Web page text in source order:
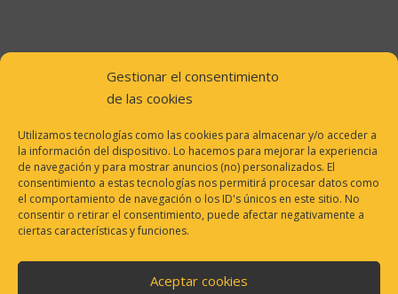
Gestionar el consentimiento
de las cookies
Utilizamos tecnologías como las cookies para almacenar y/o acceder a
la información del dispositivo. Lo hacemos para mejorar la experiencia
de navegación y para mostrar anuncios (no) personalizados. El
consentimiento a estas tecnologías nos permitirá procesar datos como
el comportamiento de navegación o los ID's únicos en este sitio. No
consentir o retirar el consentimiento, puede afectar negativamente a
ciertas características y funciones.
Aceptar cookies